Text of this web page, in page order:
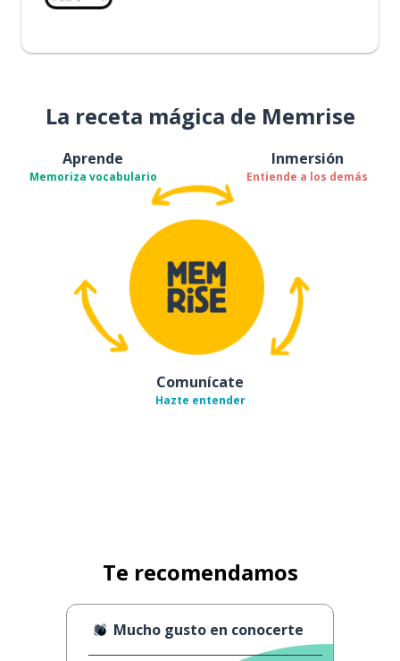
La receta mágica de Memrise
Aprende
Memoriza vocabulario
Inmersión
Entiende a los demás
Comunícate
Hazte entender
Te recomendamos
Mucho gusto en conocerte